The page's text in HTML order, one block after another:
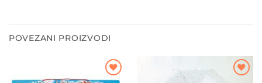
POVEZANI PROIZVODI